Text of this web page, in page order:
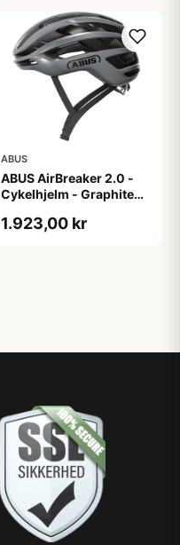
ABUS
ABUS AirBreaker 2.0 -
Cykelhjelm - Graphite
1.923,00 kr